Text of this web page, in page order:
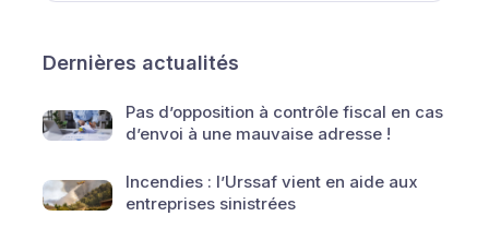
Dernières actualités
Pas d’opposition à contrôle fiscal en cas
d’envoi à une mauvaise adresse !
Incendies : l’Urssaf vient en aide aux
entreprises sinistrées